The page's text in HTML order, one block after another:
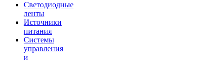
Светодиодные
ленты
Источники
питания
Системы
управления
и